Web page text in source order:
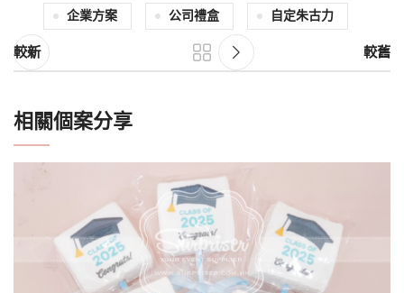
企業方案 公司禮盒 自定朱古力
較新 較舊
相關個案分享